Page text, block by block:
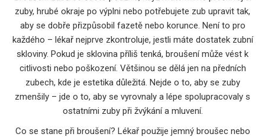
zuby, hrubé okraje po výplni nebo potřebujete zub upravit tak,
aby se dobře přizpůsobil fazetě nebo korunce. Není to pro
každého – lékař nejprve zkontroluje, jestli máte dostatek zubní
skloviny. Pokud je sklovina příliš tenká, broušení může vést k
citlivosti nebo poškození. Většinou se dělá jen na předních
zubech, kde je estetika důležitá. Nejde o to, aby se zuby
zmenšily – jde o to, aby se vyrovnaly a lépe spolupracovaly s
ostatními zuby při žvýkání a mluvení.
Co se stane při broušení? Lékař použije jemný broušec nebo